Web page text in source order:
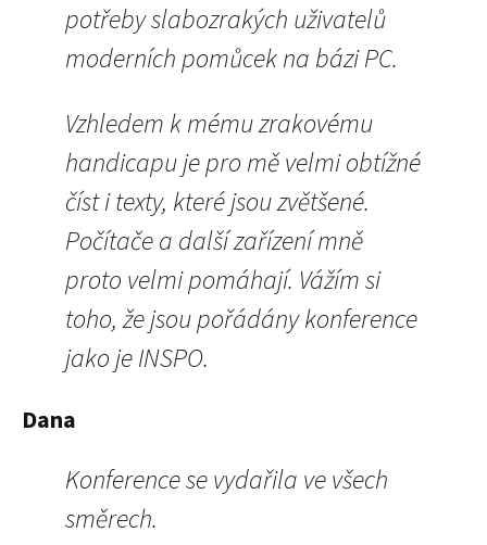
potřeby slabozrakých uživatelů
moderních pomůcek na bázi PC.
Vzhledem k mému zrakovému
handicapu je pro mě velmi obtížné
číst i texty, které jsou zvětšené.
Počítače a další zařízení mně
proto velmi pomáhají. Vážím si
toho, že jsou pořádány konference
jako je INSPO.
Dana
Konference se vydařila ve všech
směrech.